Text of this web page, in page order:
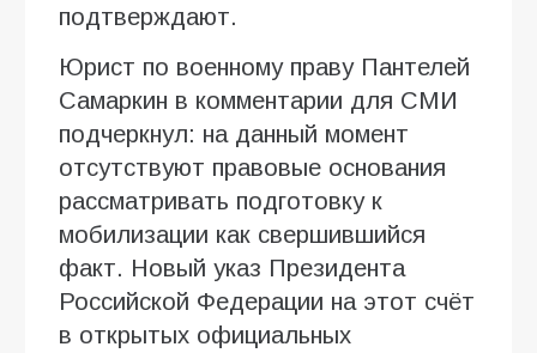
подтверждают.
Юрист по военному праву Пантелей
Самаркин в комментарии для СМИ
подчеркнул: на данный момент
отсутствуют правовые основания
рассматривать подготовку к
мобилизации как свершившийся
факт. Новый указ Президента
Российской Федерации на этот счёт
в открытых официальных